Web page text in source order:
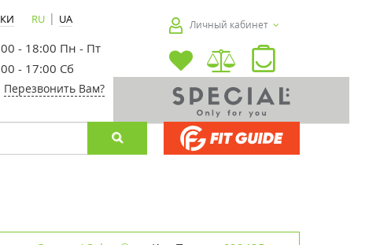
RU | UA
- 18:00 Пн - Пт
- 17:00 Сб
Перезвонить Вам?
Личный кабинет